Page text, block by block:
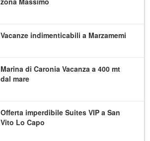
Vacanze indimenticabili a Marzamemi
Marina di Caronia Vacanza a 400 mt
dal mare
Offerta imperdibile Suites VIP a San
Vito Lo Capo